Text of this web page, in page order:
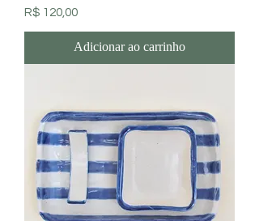
Preço
R$ 120,00
Adicionar ao carrinho